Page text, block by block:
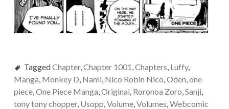
TaggedChapter, Chapter 1001 Chapters Luffy,
Manga Monkey D Nami Nico Robin Nico Oden one
piece, One Piece Manga Original Roronoa Zoro Sanji
tony tony chopper, Usopp Volume, Volumes Webcomic